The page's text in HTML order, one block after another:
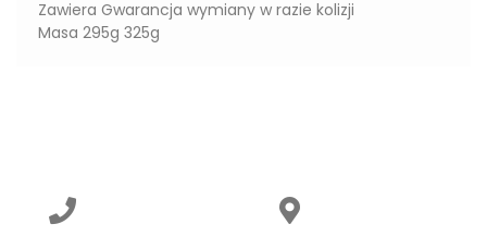
Zawiera Gwarancja wymiany w razie kolizji
Masa 295g 325g